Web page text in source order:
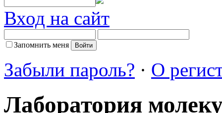
Вход на сайт
Запомнить меня
Забыли пароль? · О
Лаборатория